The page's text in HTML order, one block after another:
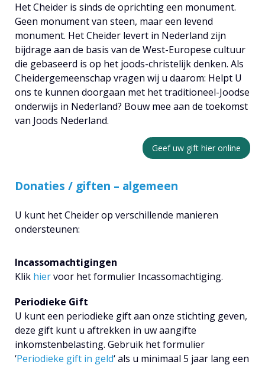
Het Cheider is sinds de oprichting een monument.
Geen monument van steen, maar een levend
monument. Het Cheider levert in Nederland zijn
bijdrage aan de basis van de West-Europese cultuur
die gebaseerd is op het joods-christelijk denken. Als
Cheidergemeenschap vragen wij u daarom: Helpt U
ons te kunnen doorgaan met het traditioneel-Joodse
onderwijs in Nederland? Bouw mee aan de toekomst
van Joods Nederland.
Geef uw gift hier online
Donaties / giften – algemeen
U kunt het Cheider op verschillende manieren
ondersteunen:
Incassomachtigingen
Klik hiervoor het formulier Incassomachtiging.
Periodieke Gift
U kunt een periodieke gift aan onze stichting geven,
deze gift kunt u aftrekken in uw aangifte
inkomstenbelasting. Gebruik het formulier
‘Periodieke gift in geld‘ als u minimaal 5 jaar lang een